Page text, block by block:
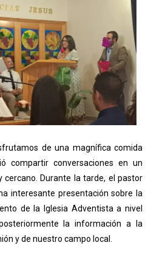
de una magnífica comida
compartir conversaciones en un
cercano. Durante la tarde, el pastor
interesante presentación sobre la
de la Iglesia Adventista a nivel
la información a la
y de nuestro campo local.